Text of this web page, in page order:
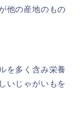
他の産地のもの
を多く含み栄養
いじゃがいもを